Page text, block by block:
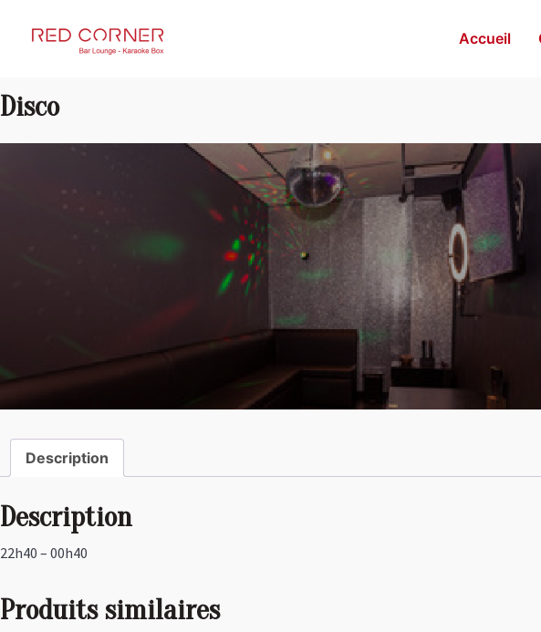
RED CORNER Accueil
Disco
Description
Description
22h40 – 00h40
Produits similaires